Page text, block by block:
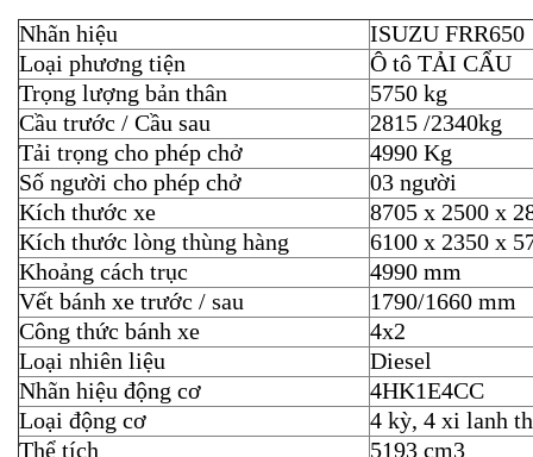
Nhãn hiệu
ISUZU FRR650
Loại phương tiện
Ô tô TẢI CẨU
Trọng lượng bản thân
5750 kg
Cầu trước / Cầu sau
2815 /2340kg
Tải trọng cho phép chở
4990 Kg
Số người cho phép chở
03 người
Kích thước xe
8705 x 2500 x
Kích thước lòng thùng hàng
6100 x 2350 x
Khoảng cách trục
4990 mm
Vết bánh xe trước / sau
1790/1660 mm
Công thức bánh xe
4x2
Loại nhiên liệu
Diesel
Nhãn hiệu động cơ
4HK1E4CC
Loại động cơ
4 kỳ, 4 xi lanh
Thể tích
5193 cm3